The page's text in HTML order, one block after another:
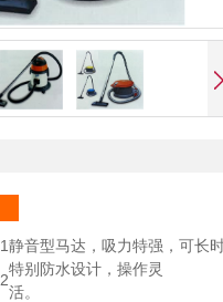
1静音型马达，吸力特强，可长时
2
特别防水设计，操作灵
活。